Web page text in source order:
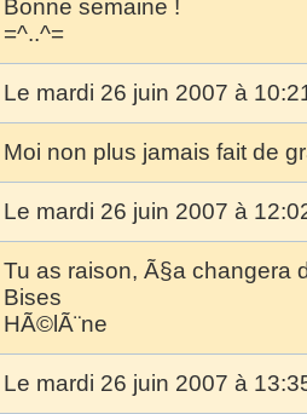
Bonne semaine !
=^..^=
Le mardi 26 juin 2007 à
Moi non plus jamais fait de
Le mardi 26 juin 2007 à
Tu as raison, Ã§a changera
Bises
HÃ©lÃ¨ne
Le mardi 26 juin 2007 à